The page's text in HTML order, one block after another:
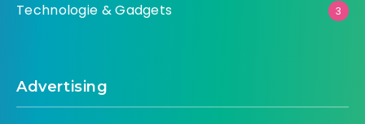
Technologie & Gadgets 3
Advertising